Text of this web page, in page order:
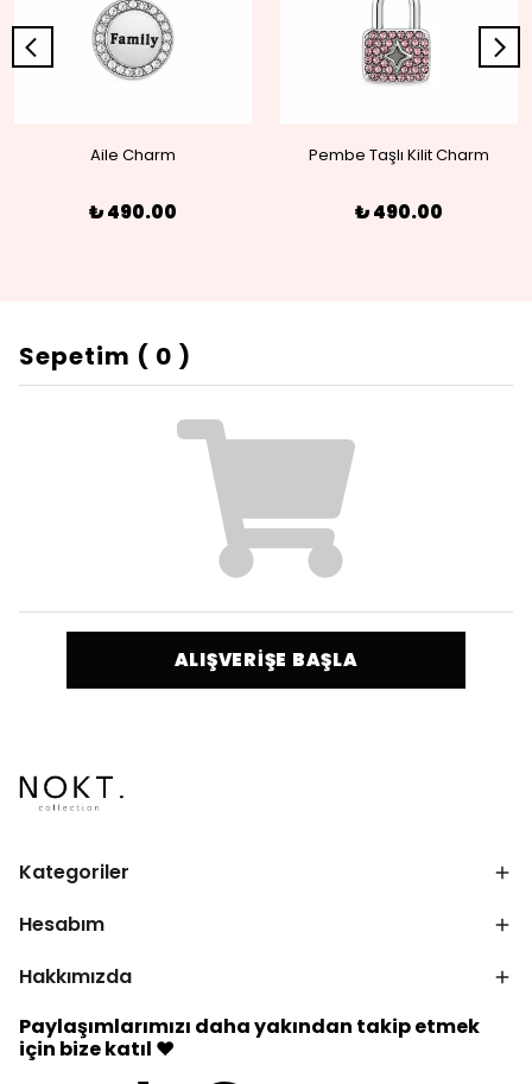
Aile Charm
₺ 490.00
Pembe Taşlı Kilit Charm
₺ 490.00
Sepetim ( 0 )
ALIŞVERİŞE BAŞLA
Kategoriler
Hesabım
Hakkımızda
Paylaşımlarımızı daha yakından takip etmek
için bize katıl ♥